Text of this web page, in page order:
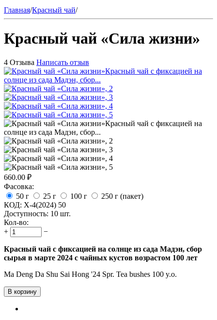
Главная/Красный чай/
Красный чай «Сила жизни»
4 Отзыва Написать отзыв
660.00 ₽
Фасовка:
50 г
25 г 100 г
250 г (пакет)
КОД: X-4(2024) 50
Доступность: 10 шт.
Кол-во:
+
−
Красный чай с фиксацией на солнце из сада Мадэн, сбор
сырья в марте 2024 с чайных кустов возрастом 100 лет
Ma Deng Da Shu Sai Hong '24 Spr. Tea bushes 100 y.o.
В корзину